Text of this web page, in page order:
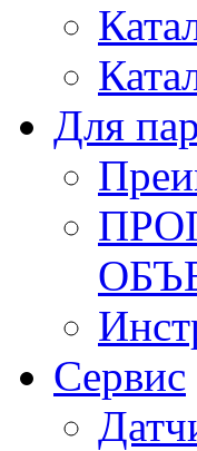
Для
Сервис